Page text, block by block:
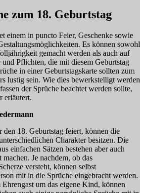
zum 18. Geburtstag
einem in puncto Feier, Geschenke sowie
Es können sowohl
gemacht werden als auch auf
Pflichten, die mit diesem Geburtstag
in einer Geburtstagskarte sollten zum
lustig sein. Wie dies bewerkstelligt werden
der Sprüche beachtet werden sollte,
erläutert.
18. Geburtstag feiert, können die
Charakter besitzen. Die
einfachen Sätzen bestehen aber auch
Je nachdem, ob das
versteht, können selbst
mit in die Sprüche eingebracht werden.
um das eigene Kind, können